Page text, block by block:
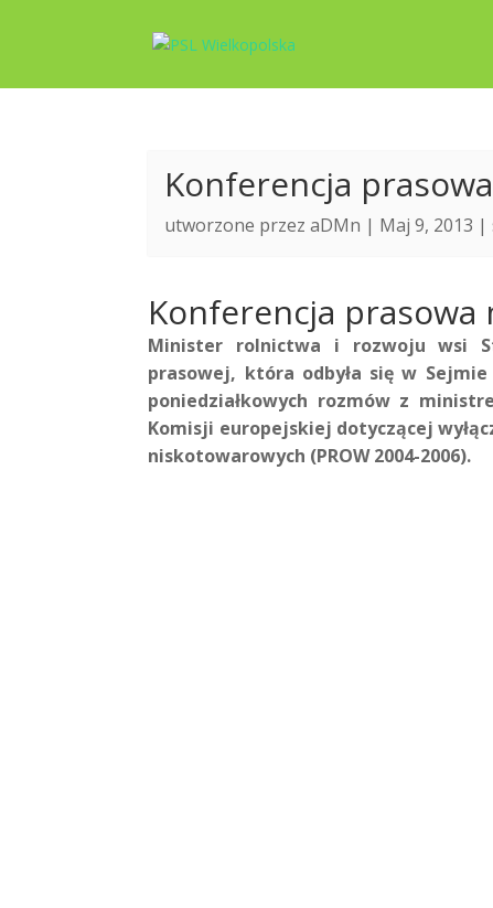
Konferencja
utworzone przezaDMn | Maj 9, 2013 |
Konferencja prasowa
Minister rolnictwa i rozwoju wsi
prasowej, która odbyła się w
poniedziałkowych rozmów z
Komisji europejskiej dotyczącej
niskotowarowych (PROW 2004-2006).